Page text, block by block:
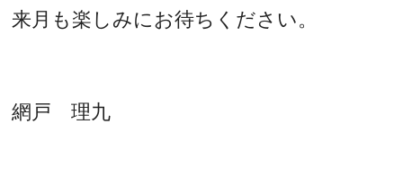
来月も楽しみにお待ちください。
網戸 理九